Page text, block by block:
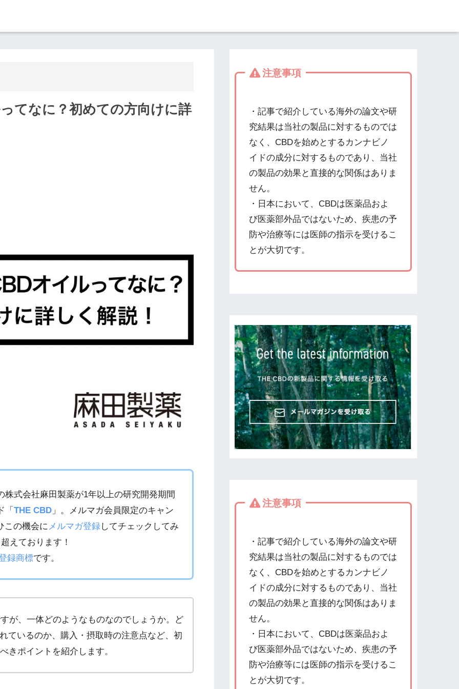
てなに？初めての方向けに詳
式会社麻田製薬が1年以上の研究開発期間
「 THE CBD」。メルマガ会員限定のキャン
この機会に メルマガ登録してチェックしてみ
えております！
録商標です。
が、一体どのようなものなのでしょうか。ど
ているのか、購入・摂取時の注意点など、初
きポイントを紹介します。
注意事項
・記事で紹介している海外の論文や研
究結果は当社の製品に対するものでは
なく、CBDを始めとするカンナビノ
イドの成分に対するものであり、当社
の製品の効果と直接的な関係はありま
せん。
・日本において、CBDは医薬品およ
び医薬部外品ではないため、疾患の予
防や治療等には医師の指示を受けるこ
とが大切です。
注意事項
・記事で紹介している海外の論文や研
究結果は当社の製品に対するものでは
なく、CBDを始めとするカンナビノ
イドの成分に対するものであり、当社
の製品の効果と直接的な関係はありま
せん。
・日本において、CBDは医薬品およ
び医薬部外品ではないため、疾患の予
防や治療等には医師の指示を受けるこ
とが大切です。